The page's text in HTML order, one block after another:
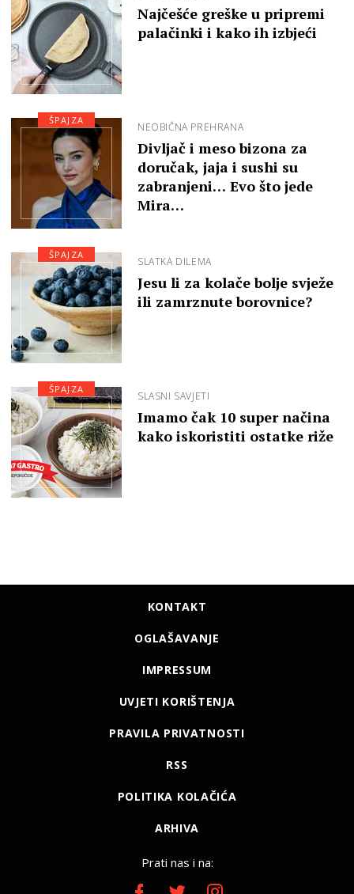
Najčešće greške u pripremi
palačinki i kako ih izbjeći
NEOBIČNA PREHRANA
Divljač i meso bizona za
doručak, jaja i sushi su
zabranjeni… Evo što jede
Mira…
ŠPAJZA
SLATKA DILEMA
Jesu li za kolače bolje svježe
ili zamrznute borovnice?
ŠPAJZA
SLASNI SAVJETI
Imamo čak 10 super načina
kako iskoristiti ostatke riže
ŠPAJZA
KONTAKT
OGLAŠAVANJE
IMPRESSUM
UVJETI KORIŠTENJA
PRAVILA PRIVATNOSTI
RSS
POLITIKA KOLAČIĆA
ARHIVA
Prati nas i na: